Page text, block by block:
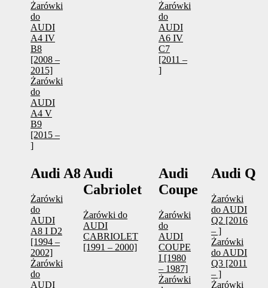
Żarówki
do
AUDI
A4 IV
B8
[2008 –
2015]
Żarówki
do
AUDI
A4 V
B9
[2015 –
]
Żarówki
do
AUDI
A6 IV
C7
[2011 –
]
Audi A8
Żarówki
do
AUDI
A8 I D2
[1994 –
2002]
Żarówki
do
AUDI
Audi
Cabriolet
Żarówki do
AUDI
CABRIOLET
[1991 – 2000]
Audi
Coupe
Żarówki
do
AUDI
COUPE
I [1980
– 1987]
Żarówki
Audi Q
Żarówki
do AUDI
Q2 [2016
– ]
Żarówki
do AUDI
Q3 [2011
– ]
Żarówki